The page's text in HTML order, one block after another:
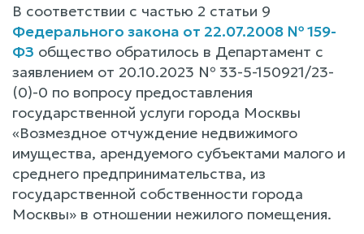
В соответствии с частью 2 статьи 9
Федерального закона от 22.07.2008 № 159-
ФЗ общество обратилось в Департамент с
заявлением от 20.10.2023 № 33-5-150921/23-
(0)-0 по вопросу предоставления
государственной услуги города Москвы
«Возмездное отчуждение недвижимого
имущества, арендуемого субъектами малого и
среднего предпринимательства, из
государственной собственности города
Москвы» в отношении нежилого помещения.